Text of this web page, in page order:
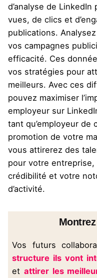
d’analyse de
vues, de clics et
publications.
vos campagnes
efficacité. Ces
vos stratégies pour
meilleurs. Avec ces
pouvez maximiser
employeur sur
tant qu’employeur de
promotion de votre
vous attirerez des
pour votre
crédibilité et votre
d’activité.
Vos futurs
structure ils vont
et attirer les